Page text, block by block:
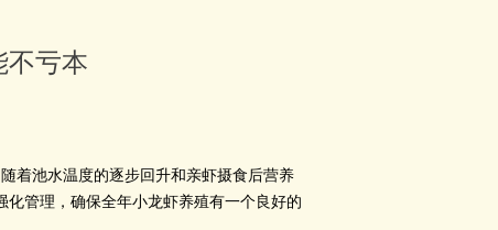
不亏本
着池水温度的逐步回升和亲虾摄食后营养
管理，确保全年小龙虾养殖有一个良好的